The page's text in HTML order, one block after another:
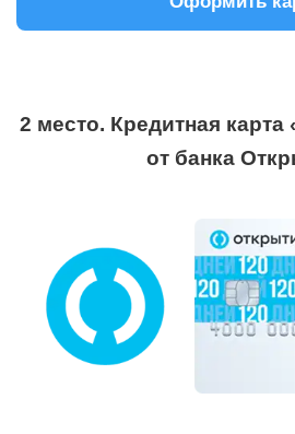
2 место. Кредитная карта
от банка